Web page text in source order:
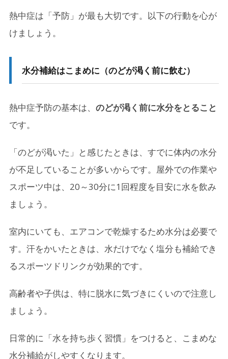
熱中症は「予防」が最も大切です。以下の行動を心が
けましょう。
水分補給はこまめに （のどが渇く前に飲む）
熱中症予防の基本は、 のどが渇く前に水分をとること
です。
「のどが渇いた」と感じたときは、すでに体内の水分
が不足していることが多いからです。屋外での作業や
スポーツ中は、20～30分に1回程度を目安に水を飲み
ましょう。
室内にいても、エアコンで乾燥するため水分は必要で
す。汗をかいたときは、水だけでなく塩分も補給でき
るスポーツドリンクが効果的です。
高齢者や子供は、特に脱水に気づきにくいので注意し
ましょう。
日常的に「水を持ち歩く習慣」をつけると、こまめな
水分補給がしやすくなります。